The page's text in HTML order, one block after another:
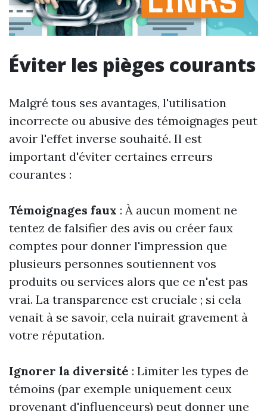
Éviter les pièges courants
Malgré tous ses avantages, l'utilisation
incorrecte ou abusive des témoignages peut
avoir l'effet inverse souhaité. Il est
important d'éviter certaines erreurs
courantes :
Témoignages faux : À aucun moment ne
tentez de falsifier des avis ou créer faux
comptes pour donner l'impression que
plusieurs personnes soutiennent vos
produits ou services alors que ce n'est pas
vrai. La transparence est cruciale ; si cela
venait à se savoir, cela nuirait gravement à
votre réputation.
Ignorer la diversité : Limiter les types de
témoins (par exemple uniquement ceux
provenant d'influenceurs) peut donner une